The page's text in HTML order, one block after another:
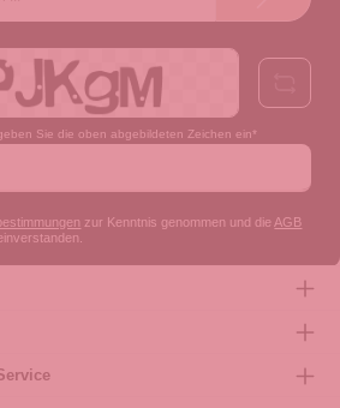
Sie die oben abgebildeten Zeichen ein*
zur Kenntnis genommen und die AGB